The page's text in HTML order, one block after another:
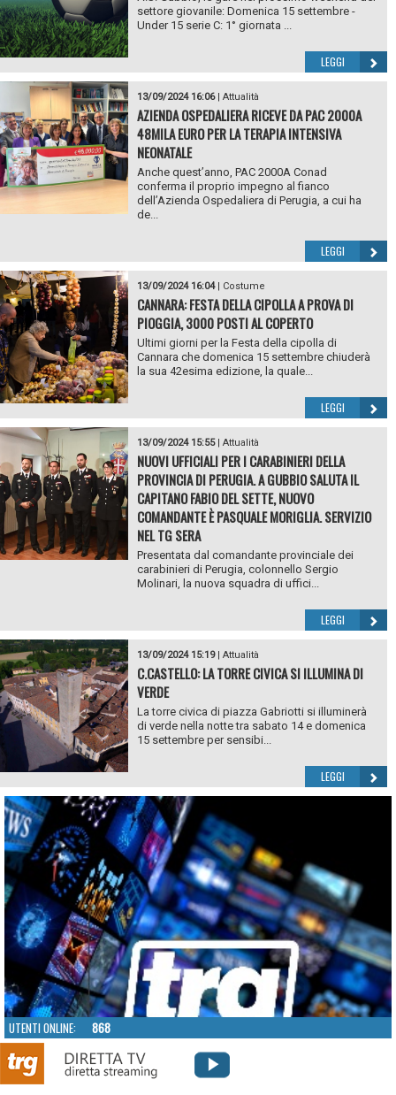
settore giovanile: Domenica 15 settembre -
Under 15 serie C: 1° giornata ...
LEGGI
13/09/2024 16:06| Attualità
AZIENDA OSPEDALIERA RICEVE DA PAC 2000A
48MILA EURO PER LA TERAPIA INTENSIVA
NEONATALE
Anche quest’anno, PAC 2000A Conad
conferma il proprio impegno al fianco
dell’Azienda Ospedaliera di Perugia, a cui ha
de...
LEGGI
13/09/2024 16:04| Costume
CANNARA: FESTA DELLA CIPOLLA A PROVA DI
PIOGGIA, 3000 POSTI AL COPERTO
Ultimi giorni per la Festa della cipolla di
Cannara che domenica 15 settembre chiuderà
la sua 42esima edizione, la quale...
LEGGI
13/09/2024 15:55| Attualità
NUOVI UFFICIALI PER I CARABINIERI DELLA
PROVINCIA DI PERUGIA. A GUBBIO SALUTA IL
CAPITANO FABIO DEL SETTE, NUOVO
COMANDANTE È PASQUALE MORIGLIA. SERVIZIO
NEL TG SERA
Presentata dal comandante provinciale dei
carabinieri di Perugia, colonnello Sergio
Molinari, la nuova squadra di uffici...
LEGGI
13/09/2024 15:19| Attualità
C.CASTELLO: LA TORRE CIVICA SI ILLUMINA DI
VERDE
La torre civica di piazza Gabriotti si illuminerà
di verde nella notte tra sabato 14 e domenica
15 settembre per sensibi...
LEGGI
UTENTI ONLINE: 868